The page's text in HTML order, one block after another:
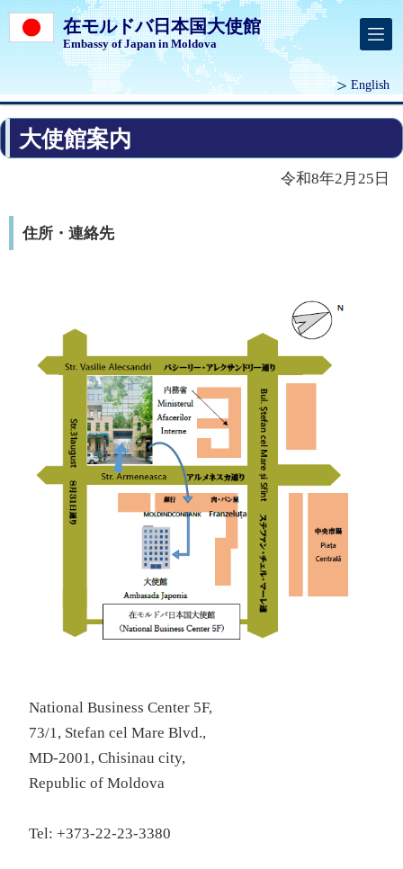
在モルドバ日本国大使館
Embassy of Japan in Moldova
English
大使館案内
令和8年2月25日
住所・連絡先
National Business Center 5F,
73/1, Stefan cel Mare Blvd.,
MD-2001, Chisinau city,
Republic of Moldova
Tel: +373-22-23-3380